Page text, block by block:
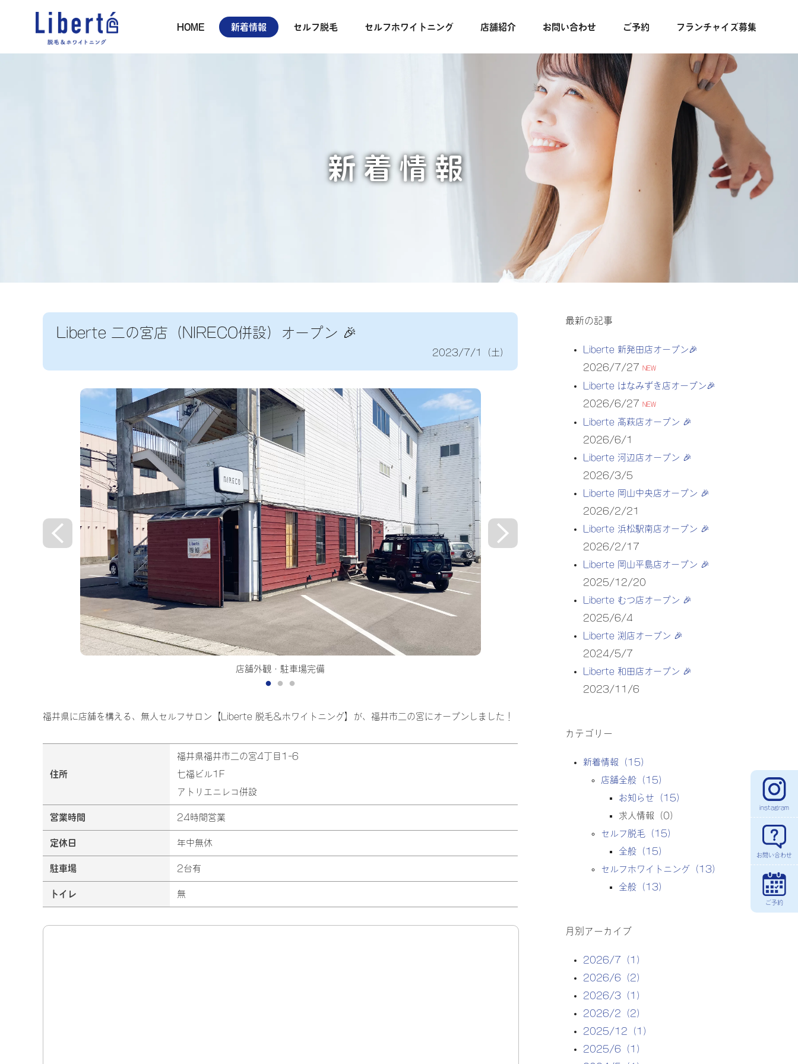
HOME 新着情報 セルフ脱毛 セルフホワイトニング 店舗紹介 お問い合わせ ご予約 フランチャイズ募集
instagram
お問い合わせ
ご予約
新着情報
Liberte 二の宮店（NIRECO併設）オープン 🎉
2023/7/1（土）
店舗外観・駐車場完備 店舗入口
福井県に店舗を構える、無人セルフサロン【Liberte 脱毛＆ホワイトニング】が、福井市二の宮にオープンしました！
住所
福井県福井市二の宮4丁目1-6
七福ビル1F
アトリエニレコ併設
営業時間 24時間営業
定休日 年中無休
駐車場 2台有
トイレ 無
最新の記事
Liberte 新発田店オープン🎉
2026/7/27
NEW
Liberte はなみずき店オープン🎉
2026/6/27
NEW
Liberte 高萩店オープン 🎉
2026/6/1
Liberte 河辺店オープン 🎉
2026/3/5
Liberte 岡山中央店オープン 🎉
2026/2/21
Liberte 浜松駅南店オープン 🎉
2026/2/17
Liberte 岡山平島店オープン 🎉
2025/12/20
Liberte むつ店オープン 🎉
2025/6/4
Liberte 渕店オープン 🎉
2024/5/7
Liberte 和田店オープン 🎉
2023/11/6
カテゴリー
新着情報 （15）
店舗全般 （15）
お知らせ （15）
求人情報 （0）
セルフ脱毛 （15）
全般 （15）
セルフホワイトニング （13）
全般 （13）
月別アーカイブ
2026/7（1）
2026/6（2）
2026/3（1）
2026/2（2）
2025/12（1）
2025/6（1）